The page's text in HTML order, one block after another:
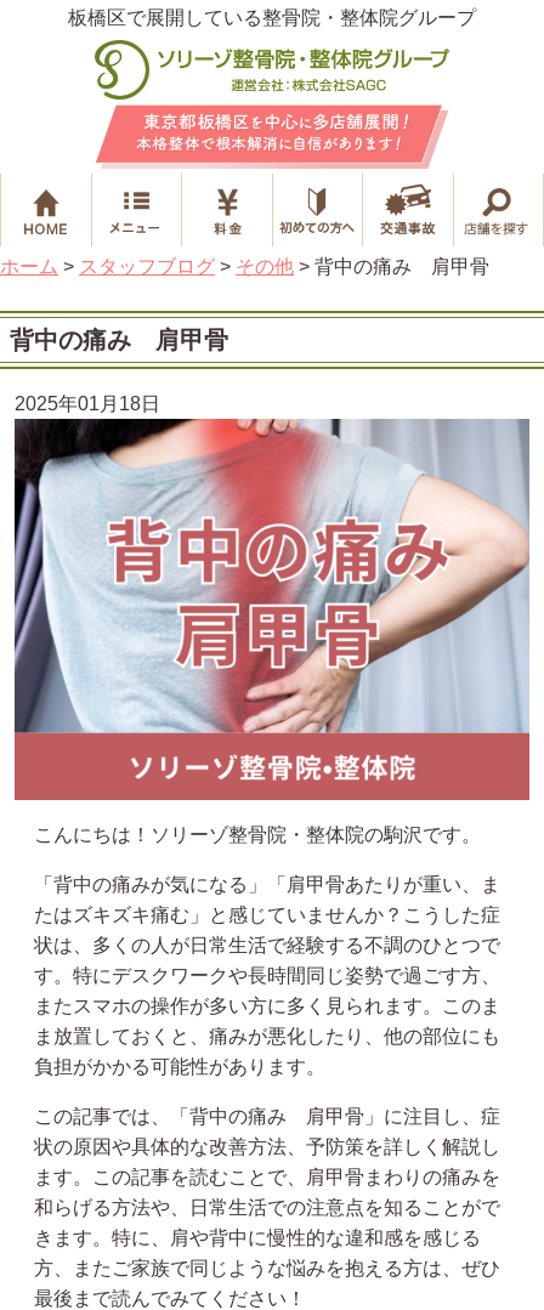
板橋区で展開している整骨院・整体院グループ
ホーム > スタッフブログ > その他 > 背中の痛み 肩甲骨
背中の痛み 肩甲骨
2025年01月18日
こんにちは！ソリーゾ整骨院・整体院の駒沢です。
「背中の痛みが気になる」「肩甲骨あたりが重い、ま
たはズキズキ痛む」と感じていませんか？こうした症
状は、多くの人が日常生活で経験する不調のひとつで
す。特にデスクワークや長時間同じ姿勢で過ごす方、
またスマホの操作が多い方に多く見られます。このま
ま放置しておくと、痛みが悪化したり、他の部位にも
負担がかかる可能性があります。
この記事では、「背中の痛み 肩甲骨」に注目し、症
状の原因や具体的な改善方法、予防策を詳しく解説し
ます。この記事を読むことで、肩甲骨まわりの痛みを
和らげる方法や、日常生活での注意点を知ることがで
きます。特に、肩や背中に慢性的な違和感を感じる
方、またご家族で同じような悩みを抱える方は、ぜひ
最後まで読んでみてください！